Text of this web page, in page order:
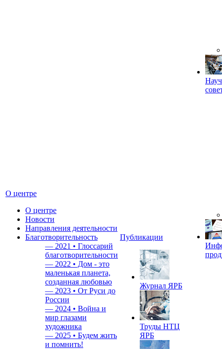
О центре
О центре
Новости
Направления деятельности
Благотворительность
— 2021 • Глоссарий
благотворительности
— 2022 • Дом - это
маленькая планета,
созданная любовью
— 2023 • От Руси до
России
— 2024 • Война и
мир глазами
художника
— 2025 • Будем жить
и помнить!
Публикации
Журнал ЯРБ
Труды НТЦ
ЯРБ